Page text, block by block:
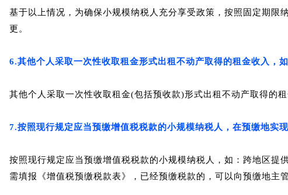
基于以上情况，为确保小规模纳税人充分享受政策，按照固定期限
更。
6.其他个人采取一次性收取租金形式出租不动产取得的租金收入，
其他个人采取一次性收取租金(包括预收款)形式出租不动产取得的
7.按照现行规定应当预缴增值税税款的小规模纳税人，在预缴地实
按照现行规定应当预缴增值税税款的小规模纳税人，如： 跨地区提
需填报《增值税预缴税款表》，已经预缴税款的，可以向预缴地主